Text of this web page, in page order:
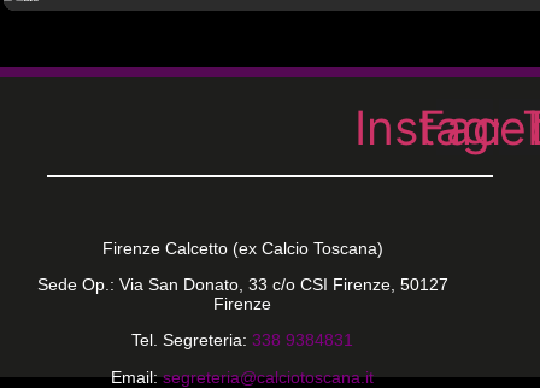
Firenze Calcetto (ex Calcio Toscana)
Sede Op.: Via San Donato, 33 c/o CSI Firenze, 50127
Firenze
Tel. Segreteria: 338 9384831
Email: segreteria@calciotoscana.it